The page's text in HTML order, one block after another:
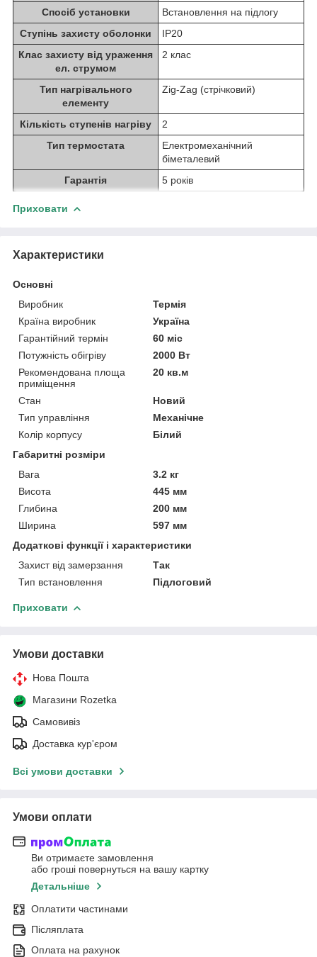
Спосіб установки
Встановлення на підлогу
Ступінь захисту оболонки
IP20
Клас захисту від ураження
ел. струмом
2 клас
Тип нагрівального
елементу
Zig-Zag (стрічковий)
Кількість ступенів нагріву
2
Тип термостата
Електромеханічний
біметалевий
Гарантія
5 років
Приховати
Характеристики
Основні
Виробник
Термія
Країна виробник
Україна
Гарантійний термін
60 міс
Потужність обігріву
2000 Вт
Рекомендована площа
приміщення
20 кв.м
Стан
Новий
Тип управління
Механічне
Колір корпусу
Білий
Габаритні розміри
Вага
3.2 кг
Висота
445 мм
Глибина
200 мм
Ширина
597 мм
Додаткові функції і характеристики
Захист від замерзання
Так
Тип встановлення
Підлоговий
Приховати
Умови доставки
Нова Пошта
Магазини Rozetka
Самовивіз
Доставка кур'єром
Всі умови доставки
Умови оплати
Ви отримаєте замовлення
або гроші повернуться на вашу картку
Детальніше
Оплатити частинами
Післяплата
Оплата на рахунок